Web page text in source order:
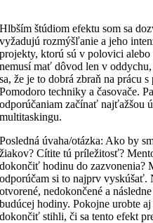
Hlbším štúdiom efektu som sa
vyžadujú rozmýšľanie a jeho
projekty, ktorú sú v polovici
nemusí mať dôvod len v
sa, že je to dobrá zbraň na prácu
Pomodoro techniky a časovače.
odporúčaniam začínať najťažšou
multitaskingu.
Posledná úvaha/otázka: Ako by
žiakov? Cítite tú príležitosť?
dokončiť hodinu do zazvonenia?
odporúčam si to najprv vyskúšať.
otvorené, nedokončené a
budúcej hodiny. Pokojne urobte
dokončiť stihli, či sa tento efekt